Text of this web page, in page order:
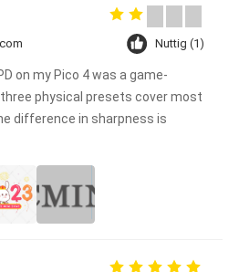
Nuttig (1)
on my Pico 4 was a game-
physical presets cover most
difference in sharpness is